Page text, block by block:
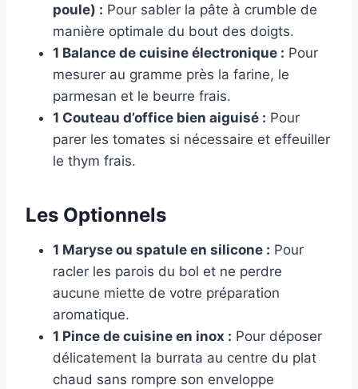
poule) : Pour sabler la pâte à crumble de
manière optimale du bout des doigts.
1 Balance de cuisine électronique : Pour
mesurer au gramme près la farine, le
parmesan et le beurre frais.
1 Couteau d’office bien aiguisé : Pour
parer les tomates si nécessaire et effeuiller
le thym frais.
Les Optionnels
1 Maryse ou spatule en silicone : Pour
racler les parois du bol et ne perdre
aucune miette de votre préparation
aromatique.
1 Pince de cuisine en inox : Pour déposer
délicatement la burrata au centre du plat
chaud sans rompre son enveloppe